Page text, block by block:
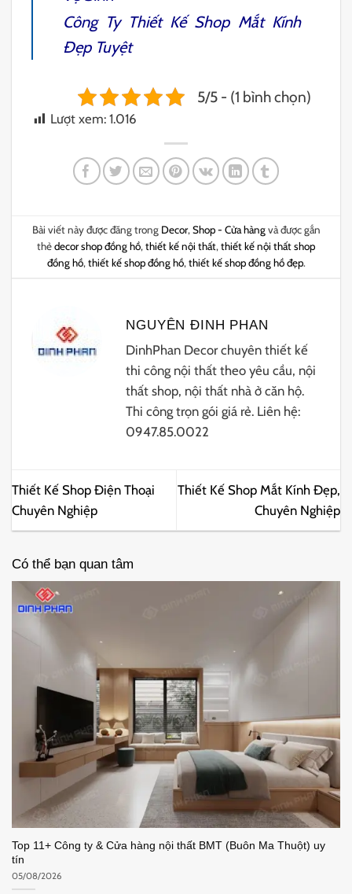
Công Ty Thiết Kế Shop Mắt Kính
Đẹp Tuyệt
5/5 - (1 bình chọn)
Lượt xem: 1.016
Bài viết này được đăng trong Decor, Shop - Cửa hàngvà được gắn
thẻdecor shop đồng hồ, thiết kế nội thất, thiết kế nội thất shop
đồng hồ, thiết kế shop đồng hồ, thiết kế shop đồng hồ đẹp.
NGUYÊN ĐINH PHAN
DinhPhan Decor chuyên thiết kế
thi công nội thất theo yêu cầu, nội
thất shop, nội thất nhà ở căn hộ.
Thi công trọn gói giá rẻ. Liên hệ:
0947.85.0022
Thiết Kế Shop Điện Thoại
Chuyên Nghiệp
Thiết Kế Shop Mắt Kính Đẹp,
Chuyên Nghiệp
Có thể bạn quan tâm
Top 11+ Công ty & Cửa hàng nội thất BMT (Buôn Ma Thuột) uy
tín
05/08/2026